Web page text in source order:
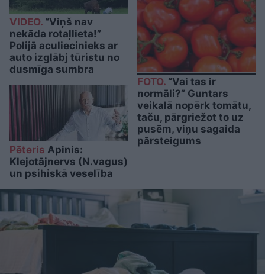
VIDEO. “Viņš nav
nekāda rotaļlieta!”
Polijā aculiecinieks ar
auto izglābj tūristu no
dusmīga sumbra
Pēteris Apinis:
Klejotājnervs (N.vagus)
un psihiskā veselība
FOTO. “Vai tas ir
normāli?” Guntars
veikalā nopērk tomātu,
taču, pārgriežot to uz
pusēm, viņu sagaida
pārsteigums